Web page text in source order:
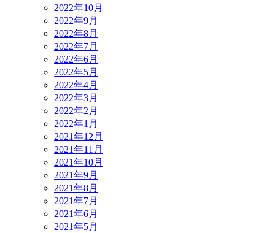
2022年10月
2022年9月
2022年8月
2022年7月
2022年6月
2022年5月
2022年4月
2022年3月
2022年2月
2022年1月
2021年12月
2021年11月
2021年10月
2021年9月
2021年8月
2021年7月
2021年6月
2021年5月